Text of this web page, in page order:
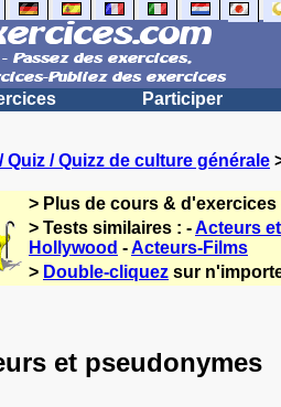
Participer
Quiz / Quizz de culture générale
> Plus de cours & d'exercices
> Tests similaires : -Acteurs
Hollywood -Acteurs-Films
> Double-cliquez sur
et pseudonymes